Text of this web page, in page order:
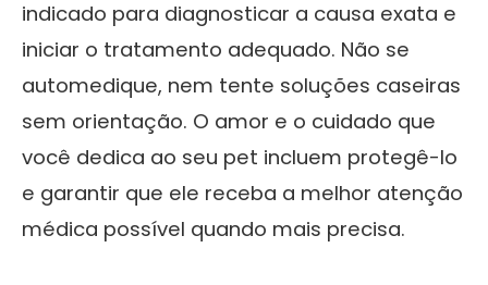
indicado para diagnosticar a causa exata e
iniciar o tratamento adequado. Não se
automedique, nem tente soluções caseiras
sem orientação. O amor e o cuidado que
você dedica ao seu pet incluem protegê-lo
e garantir que ele receba a melhor atenção
médica possível quando mais precisa.